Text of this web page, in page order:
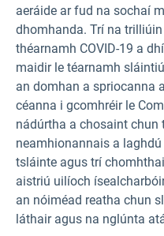
aeráide ar fud na sochaí
dhomhanda. Trí na
théarnamh COVID-19 a
maidir le téarnamh
an domhan a spriocanna
céanna i gcomhréir le
nádúrtha a chosaint
neamhionannais a
tsláinte agus trí
aistriú uilíoch
an nóiméad reatha chun
láthair agus na nglúnta